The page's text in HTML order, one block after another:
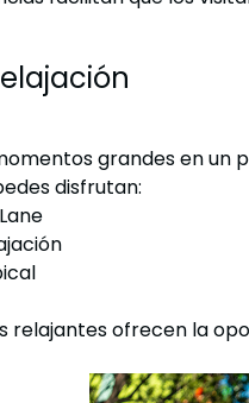
grandes en un
disfrutan:
relajantes ofrecen la